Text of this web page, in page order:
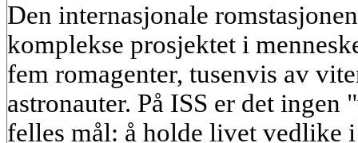
Den internasjonale
komplekse prosjektet i
fem romagenter, tusenvis av
astronauter. På ISS er det
felles mål: å holde livet vedlike